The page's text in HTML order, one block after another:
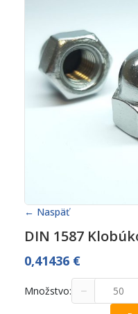
← Naspäť
DIN 1587
0,41436 €
Množstvo: −